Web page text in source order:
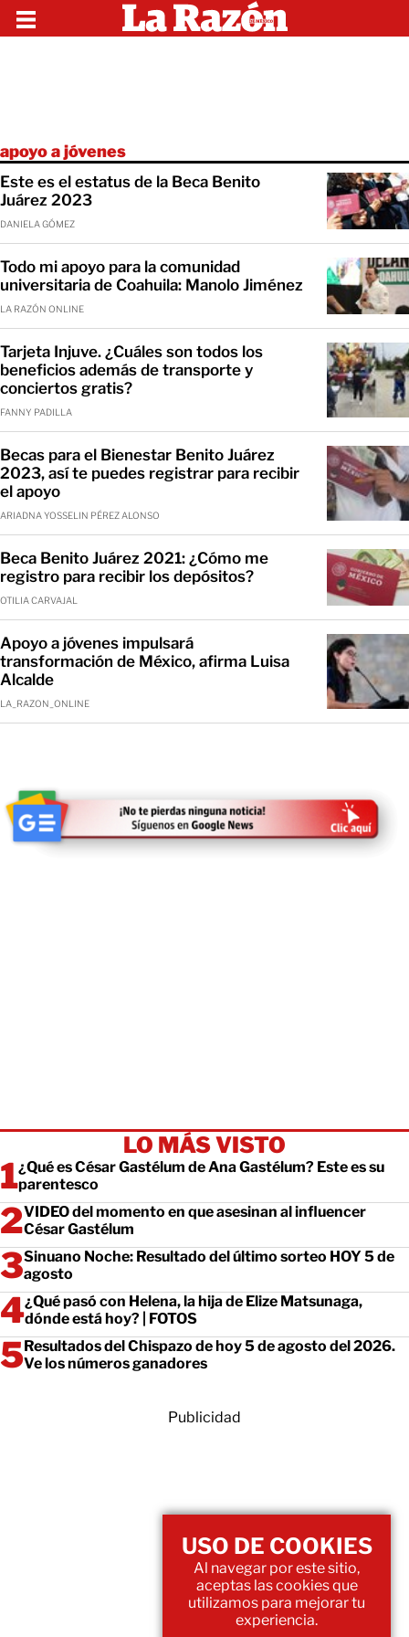
apoyo a jóvenes
Este es el estatus de la Beca Benito
Juárez 2023
DANIELA GÓMEZ
Todo mi apoyo para la comunidad
universitaria de Coahuila: Manolo Jiménez
LA RAZÓN ONLINE
Tarjeta Injuve. ¿Cuáles son todos los
beneficios además de transporte y
conciertos gratis?
FANNY PADILLA
Becas para el Bienestar Benito Juárez
2023, así te puedes registrar para recibir
el apoyo
ARIADNA YOSSELIN PÉREZ ALONSO
Beca Benito Juárez 2021: ¿Cómo me
registro para recibir los depósitos?
OTILIA CARVAJAL
Apoyo a jóvenes impulsará
transformación de México, afirma Luisa
Alcalde
LA_RAZON_ONLINE
LO MÁS VISTO
¿Qué es César Gastélum de Ana Gastélum? Este es su
parentesco
VIDEO del momento en que asesinan al influencer
César Gastélum
Sinuano Noche: Resultado del último sorteo HOY 5 de
agosto
¿Qué pasó con Helena, la hija de Elize Matsunaga,
dónde está hoy? | FOTOS
Resultados del Chispazo de hoy 5 de agosto del 2026.
Ve los números ganadores
Publicidad
USO DE COOKIES
Al navegar por este sitio,
aceptas las cookies que
utilizamos para mejorar tu
experiencia.